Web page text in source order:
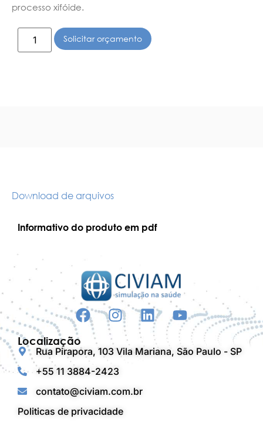
processo xifóide.
Solicitar orçamento
Download de arquivos
Informativo do produto em pdf
Localização
Rua Pirapora, 103 Vila Mariana, São Paulo - SP
+55 11 3884-2423
contato@civiam.com.br
Politicas de privacidade